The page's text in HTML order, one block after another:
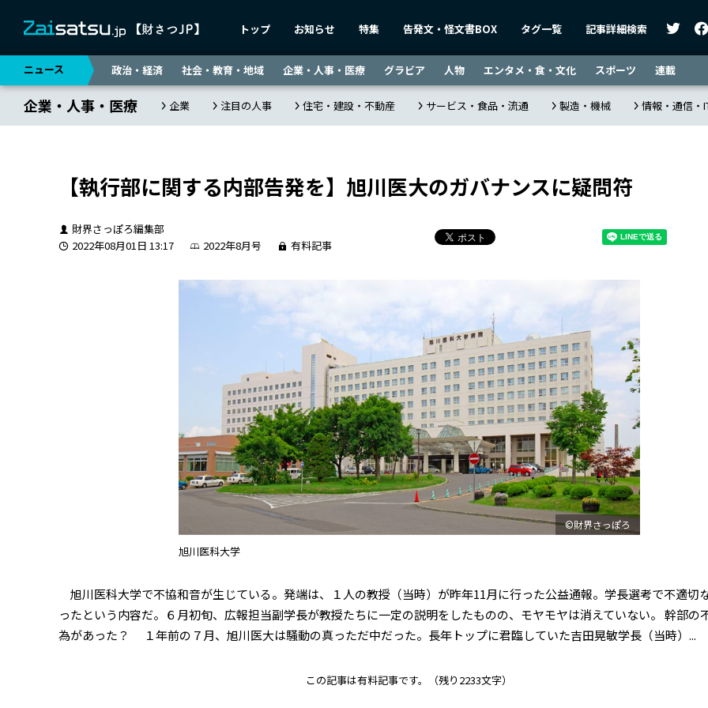
トップ お知らせ 特集 告発文・怪文書BOX タグ一覧 記事詳細検索
ニュース 政治・経済 社会・教育・地域 企業・人事・医療 グラビア 人物 エンタメ・食・文化 スポーツ 連載
企業・人事・医療 企業 注目の人事 住宅・建設・不動産 サービス・食品・流通 製造・機械 情報・通信・
【執行部に関する内部告発を】旭川医大のガバナンスに疑問符
財界さっぽろ編集部
2022年08月01日 13:17
2022年8月号 有料記事
©財界さっぽろ
旭川医科大学
旭川医科大学で不協和音が生じている。発端は、１人の教授（当時）が昨年11月に行った公益通報。学長選考で不適切
ったという内容だ。６月初旬、広報担当副学長が教授たちに一定の説明をしたものの、モヤモヤは消えていない。 幹部の
為があった？ １年前の７月、旭川医大は騒動の真っただ中だった。長年トップに君臨していた吉田晃敏学長（当時）...
この記事は有料記事です。 （残り2233文字）